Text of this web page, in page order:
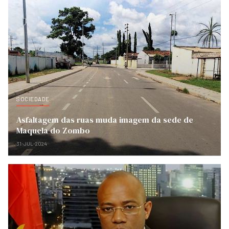
SOCIEDADE
Asfaltagem das ruas muda imagem da sede de
Maquela do Zombo
31-JUL-2024